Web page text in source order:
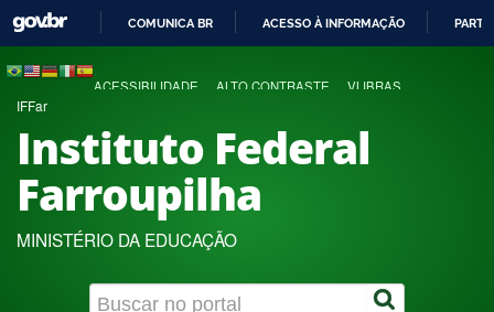
COMUNICA BR ACESSO À INFORMAÇÃO
ACESSIBILIDADE ALTO CONTRASTE VLIBRAS
IFFar
Instituto Federal
Farroupilha
MINISTÉRIO DA EDUCAÇÃO